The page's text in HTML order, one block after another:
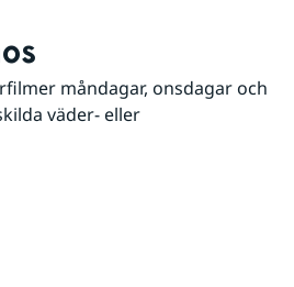
måndagar, onsdagar och
väder- eller